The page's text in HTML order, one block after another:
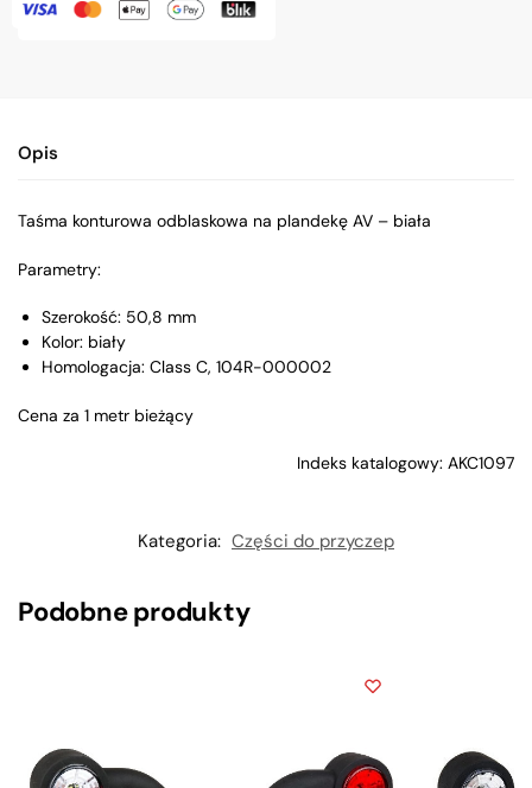
Opis
Taśma konturowa odblaskowa na plandekę AV – biała
Parametry:
Szerokość: 50,8 mm
Kolor: biały
Homologacja: Class C, 104R-000002
Cena za 1 metr bieżący
Indeks katalogowy: AKC1097
Kategoria: Części do przyczep
Podobne produkty